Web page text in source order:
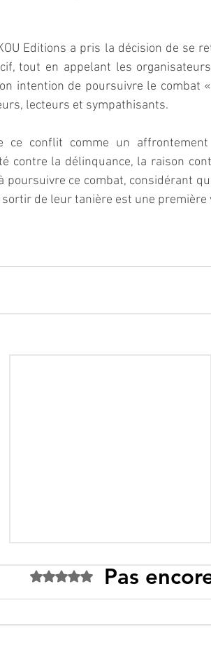
Editions a pris la décision de se
tout en appelant les
intention de poursuivre le combat
lecteurs et sympathisants.
ce conflit comme un
contre la délinquance, la raison
poursuivre ce combat, considérant
de leur tanière est une première
Noté 0 étoile sur 5.
Pas